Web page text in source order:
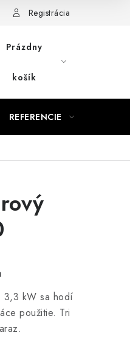
FAQ Kontakty
Registrácia
Prázdny
košík
REFERENCIE
3,3 kW sa hodí
použitie. Tri